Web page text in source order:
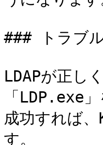
### トラブ
LDAPが正し
「LDP.exe
成功すれば
す。